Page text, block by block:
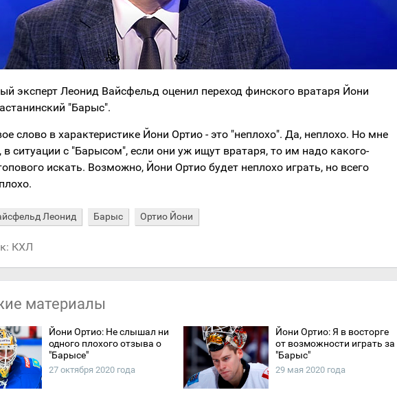
эксперт Леонид Вайсфельд оценил переход финского вратаря Йони
"Барыс".
слово в характеристике Йони Ортио - это "неплохо". Да, неплохо. Но мне
в ситуации с "Барысом", если они уж ищут вратаря, то им надо какого-
искать. Возможно, Йони Ортио будет неплохо играть, но всего
Леонид Барыс Ортио Йони
КХЛ
материалы
Йони Ортио: Не слышал ни
одного плохого отзыва о
"Барысе"
27 октября 2020 года
Йони Ортио: Я в восторге
от возможности играть за
"Барыс"
29 мая 2020 года